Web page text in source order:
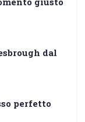
dal
perfetto